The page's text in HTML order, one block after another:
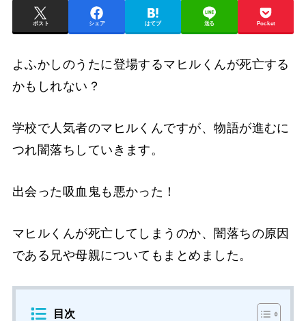
ポスト シェア はてブ 送る Pocket
よふかしのうたに登場するマヒルくんが死亡する
かもしれない？
学校で人気者のマヒルくんですが、物語が進むに
つれ闇落ちしていきます。
出会った吸血鬼も悪かった！
マヒルくんが死亡してしまうのか、闇落ちの原因
である兄や母親についてもまとめました。
目次